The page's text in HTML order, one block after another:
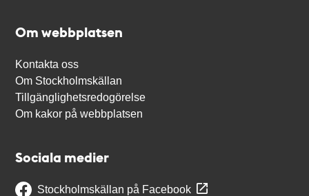
Om webbplatsen
Kontakta oss
Om Stockholmskällan
Tillgänglighetsredogörelse
Om kakor på webbplatsen
Sociala medier
Stockholmskällan på Facebook